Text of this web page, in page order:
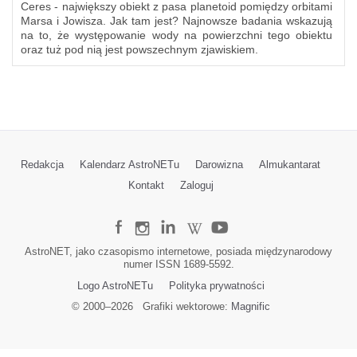
Ceres - największy obiekt z pasa planetoid pomiędzy orbitami
Marsa i Jowisza. Jak tam jest? Najnowsze badania wskazują
na to, że występowanie wody na powierzchni tego obiektu
oraz tuż pod nią jest powszechnym zjawiskiem.
Redakcja Kalendarz AstroNETu Darowizna
Almukantarat
Kontakt
Zaloguj
AstroNET, jako czasopismo internetowe, posiada międzynarodowy
numer ISSN 1689-5592.
Logo AstroNETu
Polityka prywatności
© 2000–2026Grafiki wektorowe: Magnific